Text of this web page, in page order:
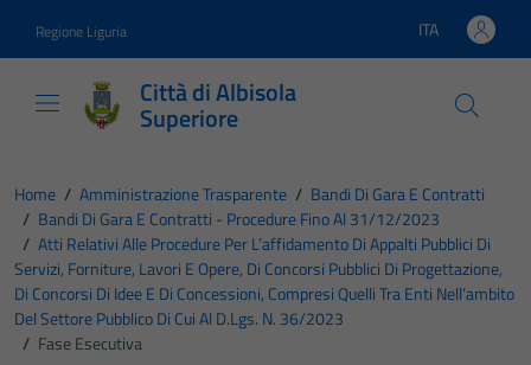
Regione Liguria Lingua attiva:
ITA
Città di Albisola
Superiore
Home / Amministrazione Trasparente / Bandi Di Gara E Contratti
/ Bandi Di Gara E Contratti - Procedure Fino Al 31/12/2023
/ Atti Relativi Alle Procedure Per L’affidamento Di Appalti Pubblici Di
Servizi, Forniture, Lavori E Opere, Di Concorsi Pubblici Di Progettazione,
Di Concorsi Di Idee E Di Concessioni, Compresi Quelli Tra Enti Nell’ambito
Del Settore Pubblico Di Cui Al D.Lgs. N. 36/2023
/ Fase Esecutiva